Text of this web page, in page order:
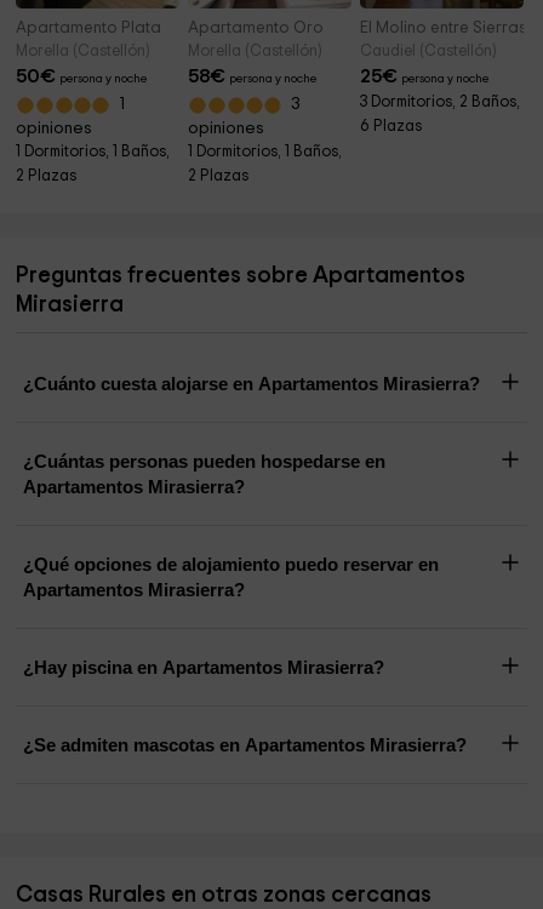
Apartamento Plata
Morella (Castellón)
50€ persona y noche
opiniones
1 Dormitorios, 1 Baños,
2 Plazas
Apartamento Oro
Morella (Castellón)
58€ persona y noche
3
opiniones
1 Dormitorios, 1 Baños,
2 Plazas
El Molino entre Sierras
Caudiel (Castellón)
25€ persona y noche
3 Dormitorios, 2 Baños,
6 Plazas
Preguntas frecuentes sobre Apartamentos
Mirasierra
¿Cuánto cuesta alojarse en Apartamentos Mirasierra?
¿Cuántas personas pueden hospedarse en
Apartamentos Mirasierra?
¿Qué opciones de alojamiento puedo reservar en
Apartamentos Mirasierra?
¿Hay piscina en Apartamentos Mirasierra?
¿Se admiten mascotas en Apartamentos Mirasierra?
Casas Rurales en otras zonas cercanas